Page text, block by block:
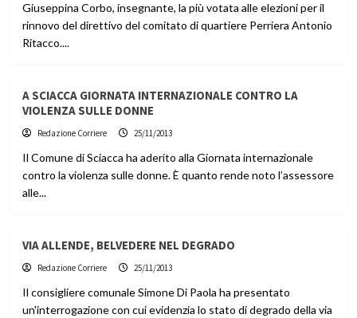
Giuseppina Corbo, insegnante, la più votata alle elezioni per il
rinnovo del direttivo del comitato di quartiere Perriera Antonio
Ritacco....
A SCIACCA GIORNATA INTERNAZIONALE CONTRO LA
VIOLENZA SULLE DONNE
Redazione Corriere 25/11/2013
Il Comune di Sciacca ha aderito alla Giornata internazionale
contro la violenza sulle donne. È quanto rende noto l’assessore
alle...
VIA ALLENDE, BELVEDERE NEL DEGRADO
Redazione Corriere 25/11/2013
Il consigliere comunale Simone Di Paola ha presentato
un'interrogazione con cui evidenzia lo stato di degrado della via